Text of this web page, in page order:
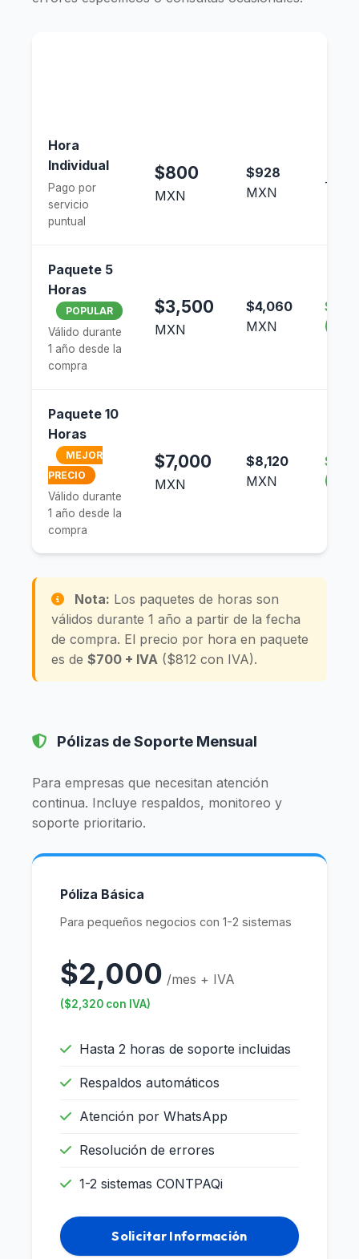
Hora
Individual
Pago por
servicio
puntual
$800
MXN
$928
MXN
-
Paquete 5
Horas
POPULAR
Válido durante
1 año desde la
compra
$3,500
MXN
$4,060
MXN
$500
Paquete 10
Horas
MEJOR
PRECIO
Válido durante
1 año desde la
compra
$7,000
MXN
$8,120
MXN
Nota: Los paquetes de horas son
válidos durante 1 año a partir de la fecha
de compra. El precio por hora en paquete
es de $700 + IVA ($812 con IVA).
Pólizas de Soporte Mensual
Para empresas que necesitan atención
continua. Incluye respaldos, monitoreo y
soporte prioritario.
Póliza Básica
Para pequeños negocios con 1-2 sistemas
$2,000 /mes + IVA
($2,320 con IVA)
Hasta 2 horas de soporte incluidas
Respaldos automáticos
Atención por WhatsApp
Resolución de errores
1-2 sistemas CONTPAQi
Solicitar Información